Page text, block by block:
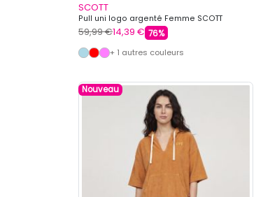
SCOTT
Pull uni logo argenté Femme SCOTT
59,99 €14,39 € 76%
+ 1 autres couleurs
Nouveau